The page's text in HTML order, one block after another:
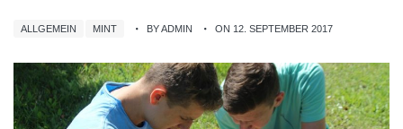
ALLGEMEIN MINT BY ADMIN ON 12. SEPTEMBER 2017